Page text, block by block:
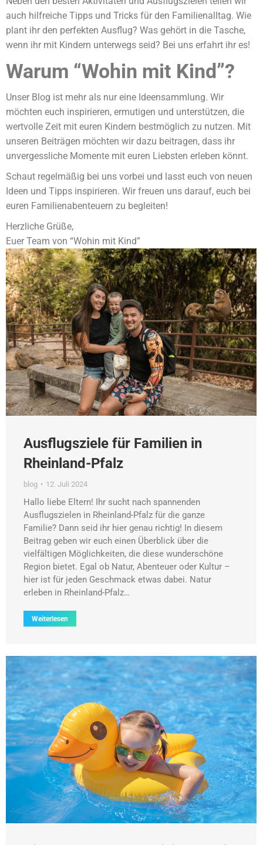
auch hilfreiche Tipps und Tricks für den Familienalltag. Wie
plant ihr den perfekten Ausflug? Was gehört in die Tasche,
wenn ihr mit Kindern unterwegs seid? Bei uns erfahrt ihr es!
Warum “Wohin mit Kind”?
Unser Blog ist mehr als nur eine Ideensammlung. Wir
möchten euch inspirieren, ermutigen und unterstützen, die
wertvolle Zeit mit euren Kindern bestmöglich zu nutzen. Mit
unseren Beiträgen möchten wir dazu beitragen, dass ihr
unvergessliche Momente mit euren Liebsten erleben könnt.
Schaut regelmäßig bei uns vorbei und lasst euch von neuen
Ideen und Tipps inspirieren. Wir freuen uns darauf, euch bei
euren Familienabenteuern zu begleiten!
Herzliche Grüße,
Euer Team von “Wohin mit Kind”
Ausflugsziele für Familien in
Rheinland-Pfalz
blog 12. Juli 2024
Hallo liebe Eltern! Ihr sucht nach spannenden
Ausflugszielen in Rheinland-Pfalz für die ganze
Familie? Dann seid ihr hier genau richtig! In diesem
Beitrag geben wir euch einen Überblick über die
vielfältigen Möglichkeiten, die diese wunderschöne
Region bietet. Egal ob Natur, Abenteuer oder Kultur –
hier ist für jeden Geschmack etwas dabei. Natur
erleben in Rheinland-Pfalz…
Weiterlesen